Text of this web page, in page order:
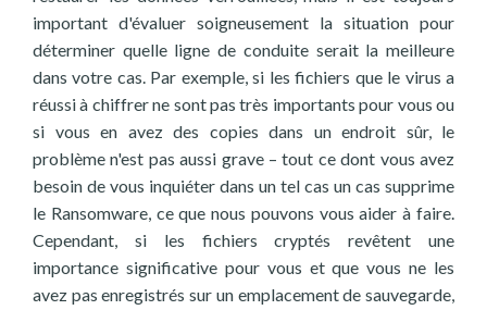
important d'évaluer soigneusement la situation pour
déterminer quelle ligne de conduite serait la meilleure
dans votre cas. Par exemple, si les fichiers que le virus a
réussi à chiffrer ne sont pas très importants pour vous ou
si vous en avez des copies dans un endroit sûr, le
problème n'est pas aussi grave – tout ce dont vous avez
besoin de vous inquiéter dans un tel cas un cas supprime
le Ransomware, ce que nous pouvons vous aider à faire.
Cependant, si les fichiers cryptés revêtent une
importance significative pour vous et que vous ne les
avez pas enregistrés sur un emplacement de sauvegarde,